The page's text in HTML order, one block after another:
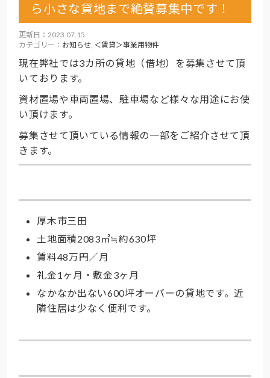
ら小さな貸地まで絶賛募集中です！
更新日：2023.07.15
カテゴリー： お知らせ, ＜賃貸＞事業用物件
現在弊社では3カ所の貸地（借地）を募集させて頂
いております。
資材置場や車両置場、駐車場など様々な用途にお使
い頂けます。
募集させて頂いている情報の一部をご紹介させて頂
きます。
厚木市三田
土地面積2083㎡≒約630坪
賃料48万円／月
礼金1ヶ月・敷金3ヶ月
なかなか出ない600坪オーバーの貸地です。近
隣住居は少なく便利です。